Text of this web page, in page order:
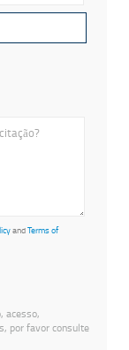
andTerms of
acesso,
por favor consulte